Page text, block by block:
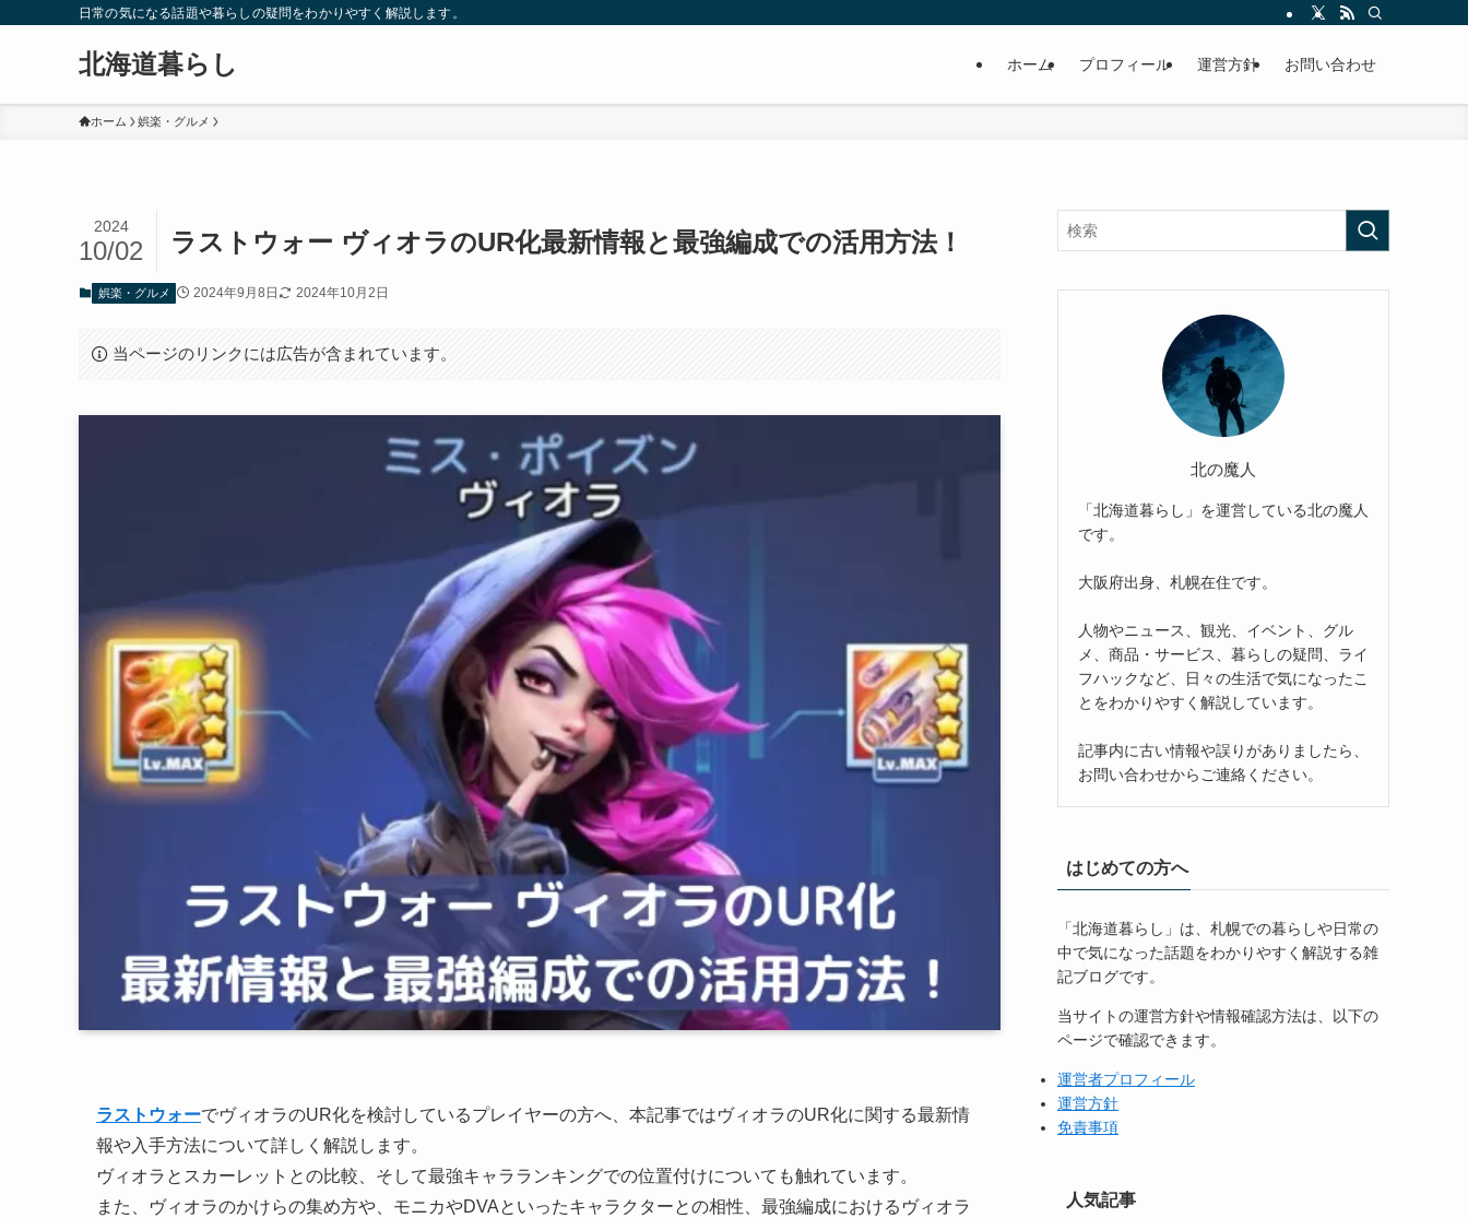
日常の気になる話題や暮らしの疑問をわかりやすく解説します。
北海道暮らし ホーム プロフィール 運営方針 お問い合わせ
ホーム 娯楽・グルメ
ラストウォー ヴィオラのUR化最新情報と最強編成での活用方法！
2024
10/02
娯楽・グルメ 2024年9月8日 2024年10月2日
当ページのリンクには広告が含まれています。
ラストウォーでヴィオラのUR化を検討しているプレイヤーの方へ、本記事ではヴィオラのUR化に関する最新情
報や入手方法について詳しく解説します。
ヴィオラとスカーレットとの比較、そして最強キャラランキングでの位置付けについても触れています。
また、ヴィオラのかけらの集め方や、モニカやDVAといったキャラクターとの相性、最強編成におけるヴィオラ
北の魔人
「北海道暮らし」を運営している北の魔人
です。
大阪府出身、札幌在住です。
人物やニュース、観光、イベント、グル
メ、商品・サービス、暮らしの疑問、ライ
フハックなど、日々の生活で気になったこ
とをわかりやすく解説しています。
記事内に古い情報や誤りがありましたら、
お問い合わせからご連絡ください。
はじめての方へ
「北海道暮らし」は、札幌での暮らしや日常の
中で気になった話題をわかりやすく解説する雑
記ブログです。
当サイトの運営方針や情報確認方法は、以下の
ページで確認できます。
運営者プロフィール
運営方針
免責事項
人気記事